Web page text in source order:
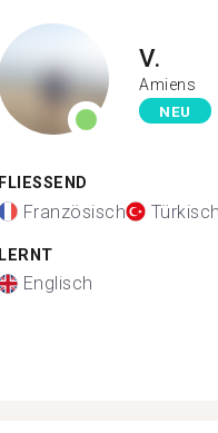
V.
Amiens
NEU
FLIESSEND
Französisch Türkisch
LERNT
Englisch